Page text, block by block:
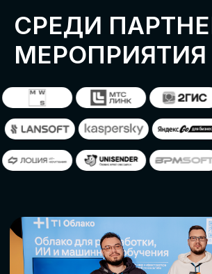
ОСТАВИТЬ
ЗАЯВКУ
СТАТЬ ПАРТНЕРОМ
СТАТЬ СПИКЕРОМ
Оставьте заявку, наши менеджеры